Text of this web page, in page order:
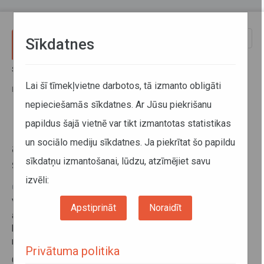
Sākums
Rumānijā
Par ziemas riepām un to
aprīkošanu ar ķēdēm ziemas
sezonā Rumānijā
08. decembris 2016
Valsts SIA Autotransporta direkcija informē, Rumānijā nav
ar likumu noteikts, ka normālos braukšanas apstākļos
riepu ķēdēm.
Gadījumos, kad ceļu segumu klāj sniegs vai ledus,
Sīkdatnes
Lai šī tīmekļvietne darbotos, tā izmanto obligāti
nepieciešamās sīkdatnes. Ar Jūsu piekrišanu
papildus šajā vietnē var tikt izmantotas statistikas
un sociālo mediju sīkdatnes. Ja piekrītat šo papildu
sīkdatņu izmantošanai, lūdzu, atzīmējiet savu
izvēli:
Apstiprināt Noraidīt
Privātuma politika